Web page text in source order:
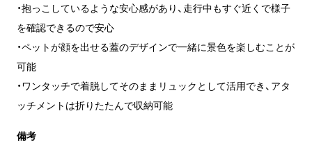
・抱っこしているような安心感があり、走行中もすぐ近くで様子
を確認できるので安心
・ペットが顔を出せる蓋のデザインで一緒に景色を楽しむことが
可能
・ワンタッチで着脱してそのままリュックとして活用でき、アタ
ッチメントは折りたたんで収納可能
備考